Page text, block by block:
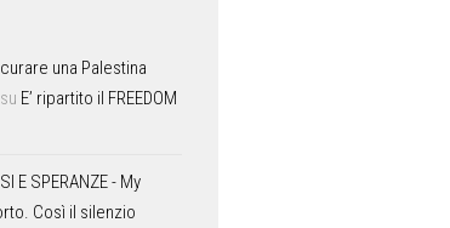
una Palestina
su E’ ripartito il FREEDOM
E SPERANZE - My
Così il silenzio